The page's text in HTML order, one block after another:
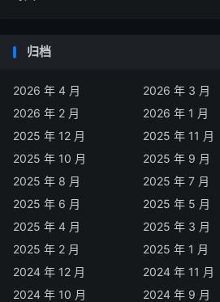
归档
2026 年 4 月
2026 年 3 月
2026 年 2 月
2026 年 1 月
2025 年 12 月
2025 年 11 月
2025 年 10 月
2025 年 9 月
2025 年 8 月
2025 年 7 月
2025 年 6 月
2025 年 5 月
2025 年 4 月
2025 年 3 月
2025 年 2 月
2025 年 1 月
2024 年 12 月
2024 年 11 月
2024 年 10 月
2024 年 9 月